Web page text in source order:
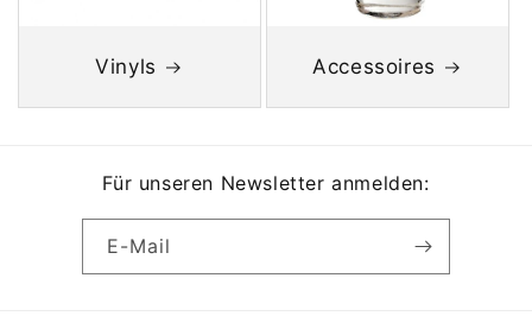
Vinyls Accessoires
Für unseren Newsletter anmelden:
E-Mail